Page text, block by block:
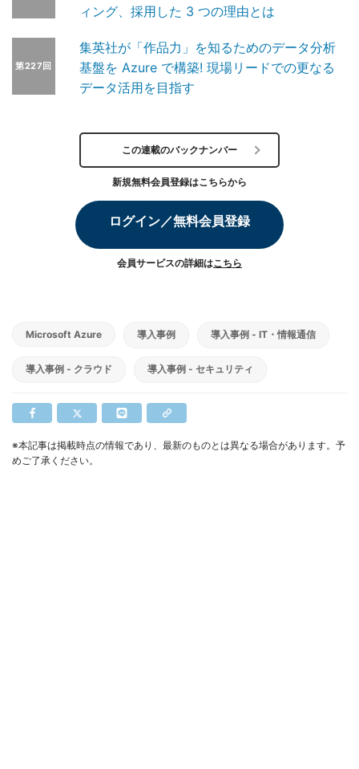
ィング、採用した 3 つの理由とは
第227回
集英社が「作品力」を知るためのデータ分析
基盤を Azure で構築! 現場リードでの更なる
データ活用を目指す
この連載のバックナンバー
新規無料会員登録はこちらから
ログイン／無料会員登録
会員サービスの詳細はこちら
Microsoft Azure 導入事例 導入事例 - IT・情報通信
導入事例 - クラウド 導入事例 - セキュリティ
※本記事は掲載時点の情報であり、最新のものとは異なる場合があります。予
めご了承ください。